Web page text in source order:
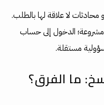
لا علاقة لها بالطلب.
الدخول إلى حساب
مستقلة.
ما الفرق؟